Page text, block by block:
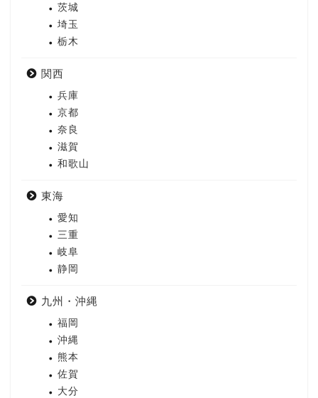
茨城
埼玉
栃木
関西
兵庫
京都
奈良
滋賀
和歌山
東海
愛知
三重
岐阜
静岡
九州・沖縄
福岡
沖縄
熊本
佐賀
大分